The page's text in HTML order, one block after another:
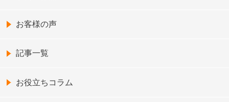
お客様の声
記事一覧
お役立ちコラム